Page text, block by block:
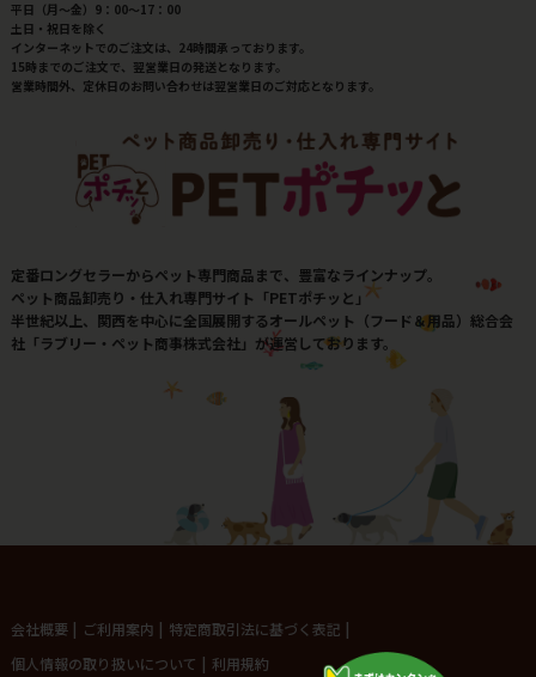
平日（月～金）9：00～17：00
土日・祝日を除く
インターネットでのご注文は、24時間承っております。
15時までのご注文で、翌営業日の発送となります。
営業時間外、定休日のお問い合わせは翌営業日のご対応となります。
定番ロングセラーからペット専門商品まで、豊富なラインナップ。
ペット商品卸売り・仕入れ専門サイト「PETポチッと」
半世紀以上、関西を中心に全国展開するオールペット（フード＆用品）総合会
社「ラブリー・ペット商事株式会社」が運営しております。
会社概要 | ご利用案内 | 特定商取引法に基づく表記 |
個人情報の取り扱いについて | 利用規約